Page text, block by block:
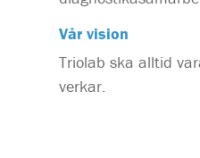
Vår vision
Triolab ska alltid
verkar.